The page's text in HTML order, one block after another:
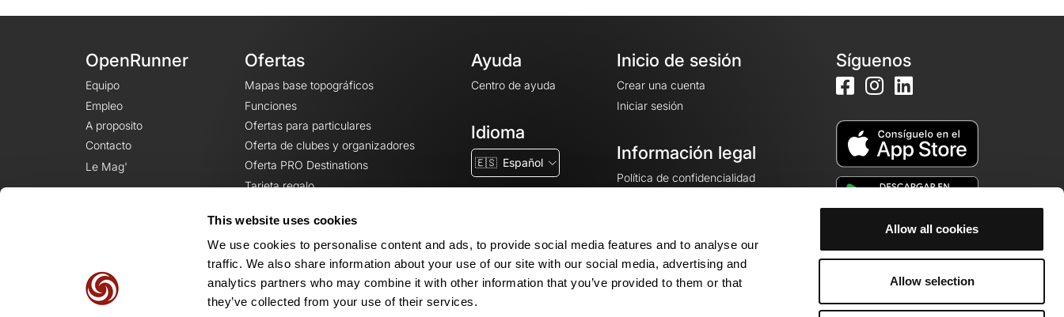
This website uses cookies
We use cookies to personalise content and ads, to provide social media features and to analyse our
traffic. We also share information about your use of our site with our social media, advertising and
analytics partners who may combine it with other information that you’ve provided to them or that
they’ve collected from your use of their services.
Allow all cookies
Allow selection
OpenRunner
Equipo
Empleo
A proposito
Contacto
Le Mag'
Ofertas
Mapas base topográficos
Funciones
Ofertas para particulares
Oferta de clubes y organizadores
Oferta PRO Destinations
Tarjeta regalo
Ayuda
Centro de ayuda
Idioma
🇪🇸 Español
Inicio de sesión
Crear una cuenta
Iniciar sesión
Información legal
Política de confidencialidad
Avisos legales
Configuración de cookies
Síguenos